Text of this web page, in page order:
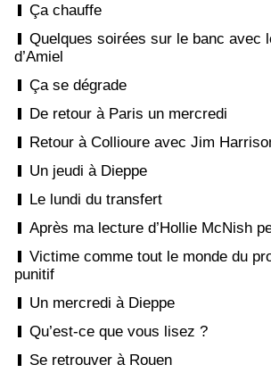
Ça chauffe
Quelques soirées sur le banc avec
d’Amiel
Ça se dégrade
De retour à Paris un mercredi
Retour à Collioure avec Jim
Un jeudi à Dieppe
Le lundi du transfert
Après ma lecture d’Hollie McNish
Victime comme tout le monde du
punitif
Un mercredi à Dieppe
Qu’est-ce que vous lisez ?
Se retrouver à Rouen